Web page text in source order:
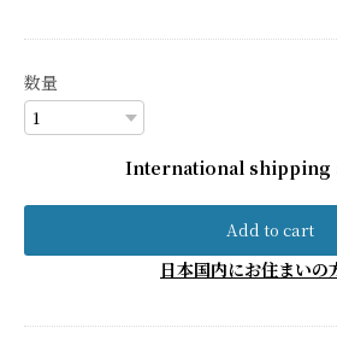
数量
International shipping
Add to cart
日本国内にお住まいの